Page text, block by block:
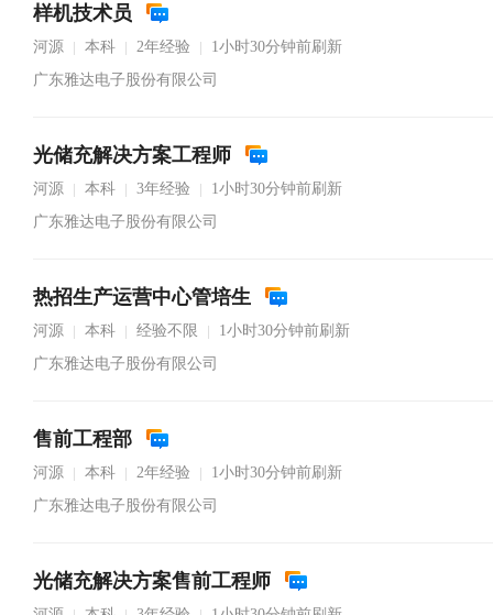
样机技术员
河源 本科 2年经验
1小时30分钟前刷新
广东雅达电子股份有限公司
光储充解决方案工程师
河源 本科 3年经验
1小时30分钟前刷新
广东雅达电子股份有限公司
热招生产运营中心管培生
河源 本科 经验不限
1小时30分钟前刷新
广东雅达电子股份有限公司
售前工程部
河源 本科 2年经验
1小时30分钟前刷新
广东雅达电子股份有限公司
光储充解决方案售前工程师